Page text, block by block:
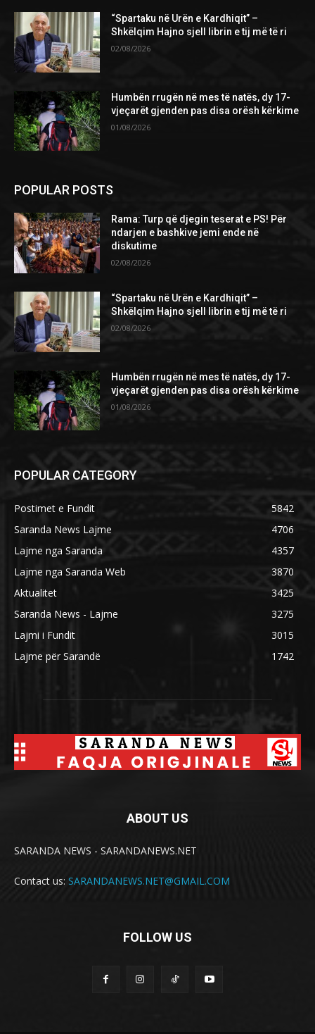
“Spartaku në Urën e Kardhiqit” –
Shkëlqim Hajno sjell librin e tij më të ri
02/08/2026
Humbën rrugën në mes të natës, dy 17-
vjeçarët gjenden pas disa orësh kërkime
01/08/2026
POPULAR POSTS
Rama: Turp që djegin teserat e PS! Për
ndarjen e bashkive jemi ende në
diskutime
02/08/2026
“Spartaku në Urën e Kardhiqit” –
Shkëlqim Hajno sjell librin e tij më të ri
02/08/2026
Humbën rrugën në mes të natës, dy 17-
vjeçarët gjenden pas disa orësh kërkime
01/08/2026
POPULAR CATEGORY
Postimet e Fundit
5842
Saranda News Lajme
4706
Lajme nga Saranda
4357
Lajme nga Saranda Web
3870
Aktualitet
3425
Saranda News - Lajme
3275
Lajmi i Fundit
3015
Lajme për Sarandë
1742
ABOUT US
SARANDA NEWS - SARANDANEWS.NET
Contact us: SARANDANEWS.NET@GMAIL.COM
FOLLOW US